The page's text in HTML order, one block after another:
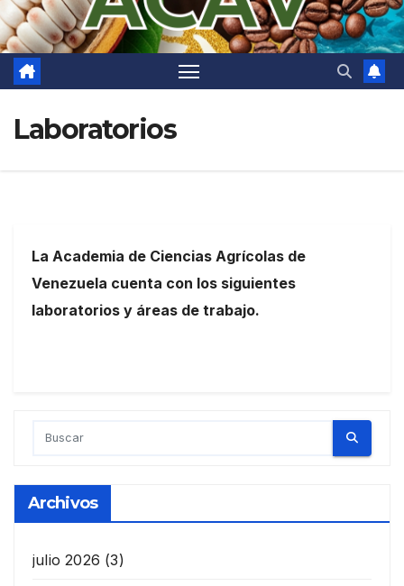
Laboratorios
La Academia de Ciencias Agrícolas de
Venezuela cuenta con los siguientes
laboratorios y áreas de trabajo.
Archivos
julio 2026 (3)